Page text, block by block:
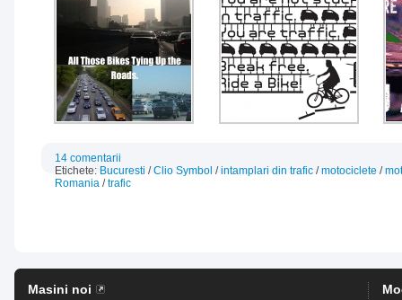
14 comentarii
Etichete: Bucuresti /Clio Symbol /intamplari din trafic /motociclete /
Romania /trafic
Masini noi